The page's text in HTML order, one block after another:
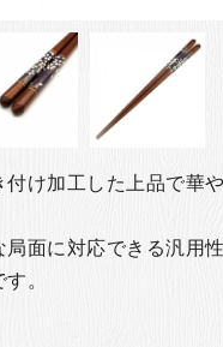
け加工した上品で華
局面に対応できる汎用
。